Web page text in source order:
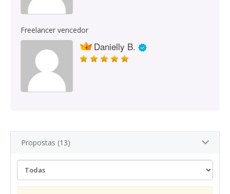
Freelancer vencedor
Danielly B.
Propostas (13)